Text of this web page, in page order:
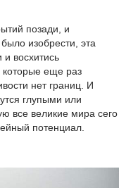
позади, и
изобрести, эта
и восхитись
еще раз
нет границ. И
глупыми или
все великие мира сего
потенциал.